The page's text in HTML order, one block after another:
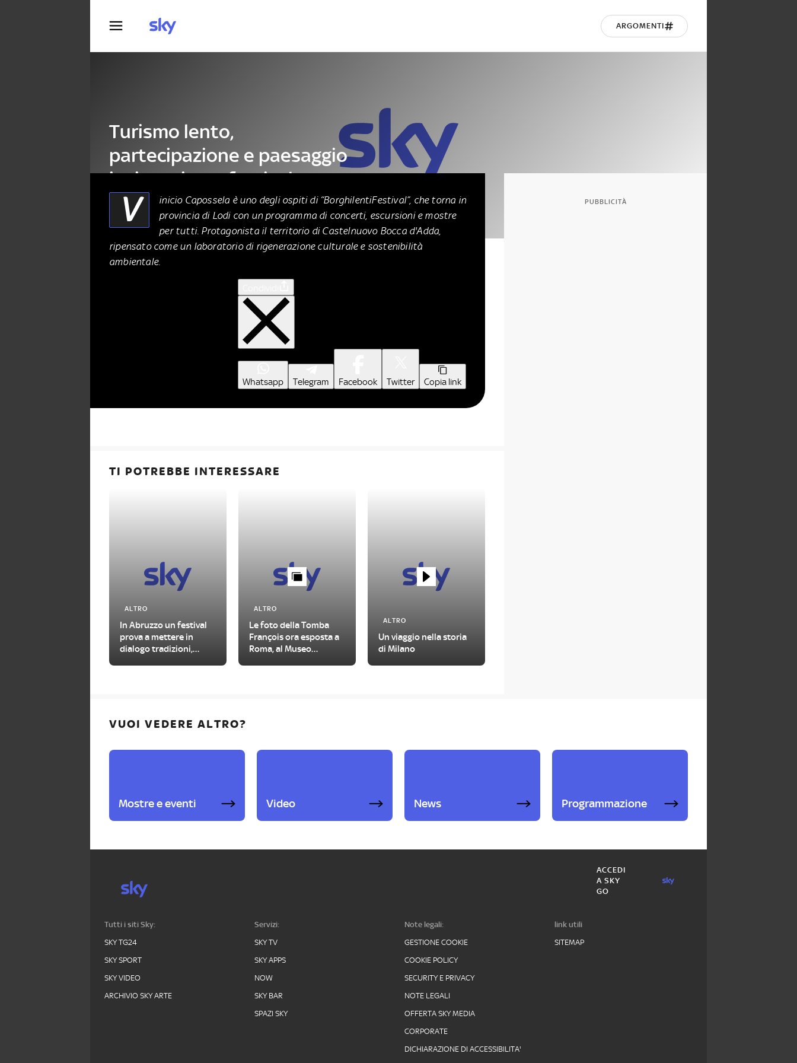
ARGOMENTI
Turismo lento,
partecipazione e paesaggio
insieme in un festival
ALTRO 24 Maggio 2026
V
inicio Capossela è uno degli ospiti di “BorghilentiFestival”, che torna in
provincia di Lodi con un programma di concerti, escursioni e mostre
per tutti. Protagonista il territorio di Castelnuovo Bocca d'Adda,
ripensato come un laboratorio di rigenerazione culturale e sostenibilità
ambientale.
Whatsapp Telegram Facebook Twitter Copia link
TI POTREBBE INTERESSARE
ALTRO
In Abruzzo un festival
prova a mettere in
dialogo tradizioni,
ALTRO
Le foto della Tomba
François ora esposta a
Roma, al Museo
ALTRO
Un viaggio nella storia
di Milano
PUBBLICITÀ
VUOI VEDERE ALTRO?
Mostre e eventi Video News Programmazione
ACCEDI
A SKY
GO
Tutti i siti Sky:
SKY TG24
SKY SPORT
SKY VIDEO
ARCHIVIO SKY ARTE
Servizi:
SKY TV
SKY APPS
NOW
SKY BAR
SPAZI SKY
Note legali:
GESTIONE COOKIE
COOKIE POLICY
SECURITY E PRIVACY
NOTE LEGALI
OFFERTA SKY MEDIA
CORPORATE
DICHIARAZIONE DI ACCESSIBILITA'
link utili
SITEMAP